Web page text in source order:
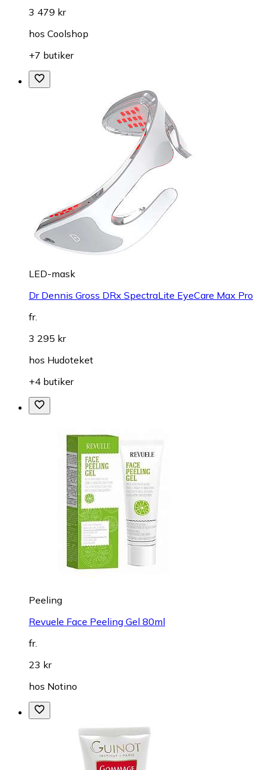
3 479 kr
hos Coolshop
+7 butiker
LED-mask
Dr Dennis Gross DRx SpectraLite EyeCare Max Pro
fr.
3 295 kr
hos Hudoteket
+4 butiker
Peeling
Revuele Face Peeling Gel 80ml
fr.
23 kr
hos Notino